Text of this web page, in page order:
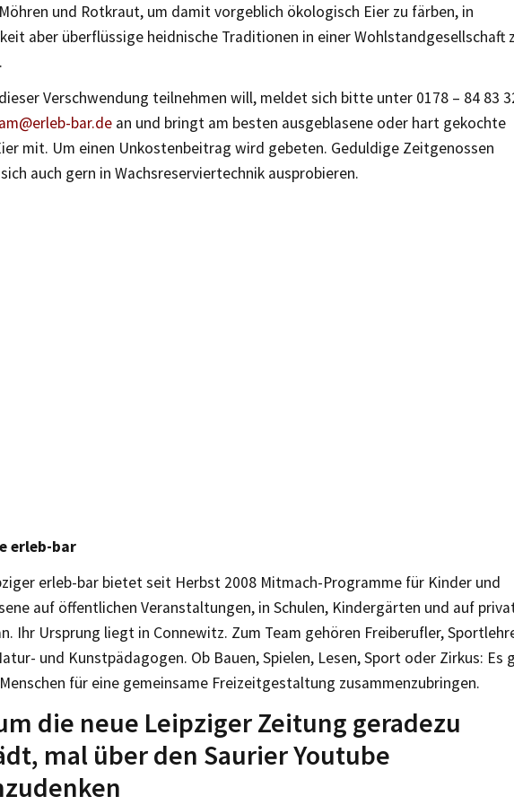
und Rotkraut, um damit vorgeblich ökologisch Eier zu färben, in
aber überflüssige heidnische Traditionen in einer Wohlstandgesellschaft
Verschwendung teilnehmen will, meldet sich bitte unter 0178 – 84 83
bar.de an und bringt am besten ausgeblasene oder hart gekochte
mit. Um einen Unkostenbeitrag wird gebeten. Geduldige Zeitgenossen
auch gern in Wachsreserviertechnik ausprobieren.
erleb-bar
erleb-bar bietet seit Herbst 2008 Mitmach-Programme für Kinder und
auf öffentlichen Veranstaltungen, in Schulen, Kindergärten und auf
Ihr Ursprung liegt in Connewitz. Zum Team gehören Freiberufler,
und Kunstpädagogen. Ob Bauen, Spielen, Lesen, Sport oder Zirkus: Es
für eine gemeinsame Freizeitgestaltung zusammenzubringen.
die neue Leipziger Zeitung geradezu
mal über den Saurier Youtube